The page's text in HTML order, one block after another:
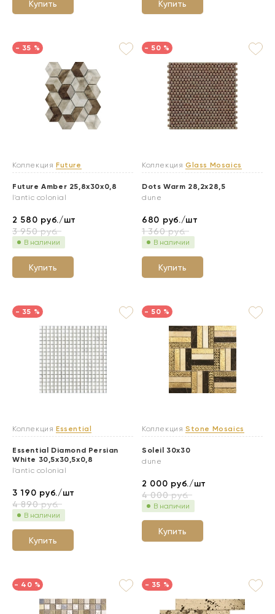
Купить Купить
- 35 %
Коллекция Future
Future Amber 25,8x30x0,8
l'antic colonial
2 580 руб./шт
3 950руб.
В наличии
Купить
- 50 %
Коллекция Glass Mosaics
Dots Warm 28,2x28,5
dune
680 руб./шт
1 360руб.
В наличии
Купить
- 35 %
Коллекция Essential
Essential Diamond Persian
White 30,5x30,5x0,8
l'antic colonial
3 190 руб./шт
4 890руб.
В наличии
Купить
- 50 %
Коллекция Stone Mosaics
Soleil 30x30
dune
2 000 руб./шт
4 000руб.
В наличии
Купить
- 40 % - 35 %